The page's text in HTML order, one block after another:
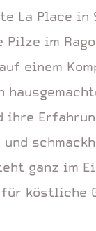
La Place in
im
einem
ihre
ganz im
köstliche